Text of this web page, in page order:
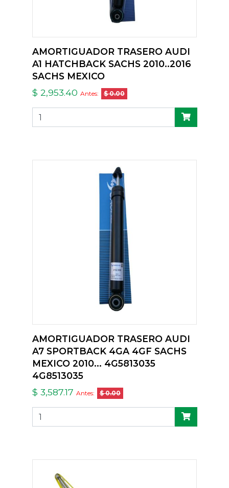
AMORTIGUADOR TRASERO AUDI
A1 HATCHBACK SACHS 2010..2016
SACHS MEXICO
$ 2,953.40 Antes: $ 0.00
AMORTIGUADOR TRASERO AUDI
A7 SPORTBACK 4GA 4GF SACHS
MEXICO 2010... 4G5813035
4G8513035
$ 3,587.17 Antes: $ 0.00